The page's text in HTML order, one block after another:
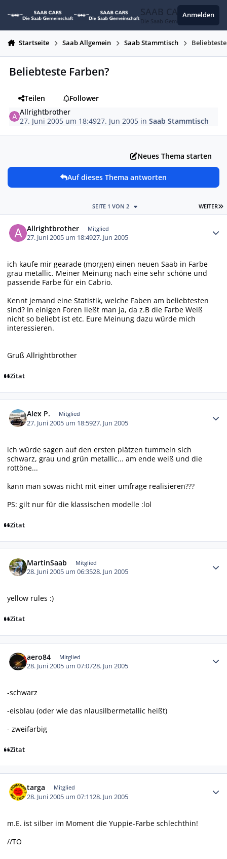
SAAB CARS
Die Saab Gemeinschaft
Anmelden
Startseite Saab Allgemein Saab Stammtisch
Beliebteste Farben?
Teilen
Follower
Allrightbrother
27. Juni 2005 um 18:4927. Jun 2005 inSaab Stammtisch
Neues Thema starten
Auf dieses Thema antworten
WEITER
SEITE 1 VON 2
Allrightbrother Mitglied
27. Juni 2005 um 18:4927. Jun 2005
ich kaufe mir gearade (morgen) einen neuen Saab in Farbe
grau metallic. Meiner Meinung nach eine sehr schöne und
passende Farbe für ein Cabrio.
Kennt jemand eine Statistik, welche Faben am beliebtesten
sind? In einigen Foren ließt man ja, da z.B die Farbe Weiß
nicht so beliebt ist etc. Eure Meinung dazu würde mich
interessieren.
Gruß Allrightbrother
Zitat
Alex P. Mitglied
27. Juni 2005 um 18:5927. Jun 2005
ich würde sagen auf den ersten plätzen tummeln sich
schwarz, grau und grün metallic... am ende weiß und die
rottöne...
kann man sowas nicht mit einer umfrage realisieren???
PS: gilt nur für die klassischen modelle :lol
Zitat
MartinSaab Mitglied
28. Juni 2005 um 06:3528. Jun 2005
yellow rules :)
Zitat
aero84 Mitglied
28. Juni 2005 um 07:0728. Jun 2005
-schwarz
-eisblau (oder wie das nlausilbermetallic heißt)
- zweifarbig
Zitat
targa Mitglied
28. Juni 2005 um 07:1128. Jun 2005
m.E. ist silber im Moment die Yuppie-Farbe schlechthin!
//TO